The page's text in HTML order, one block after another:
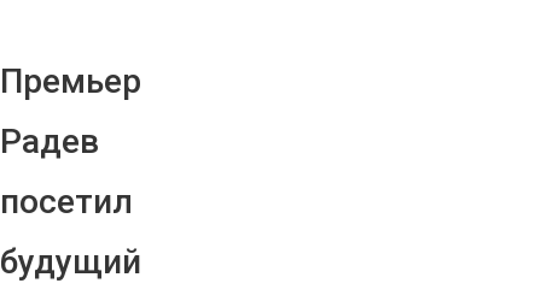
Премьер
Радев
посетил
будущий